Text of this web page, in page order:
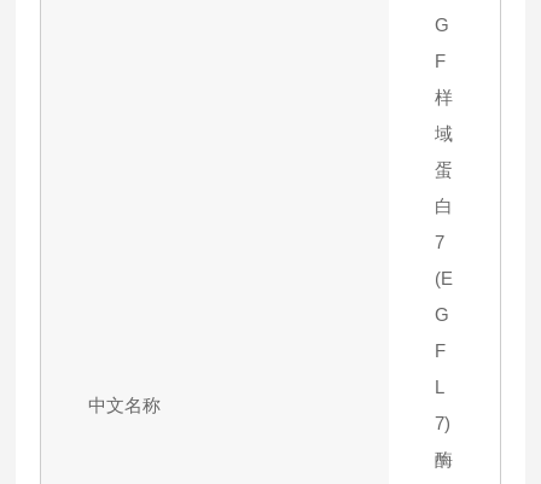
中文名称
G
F
样
域
蛋
白
7
(E
G
F
L
7)
酶